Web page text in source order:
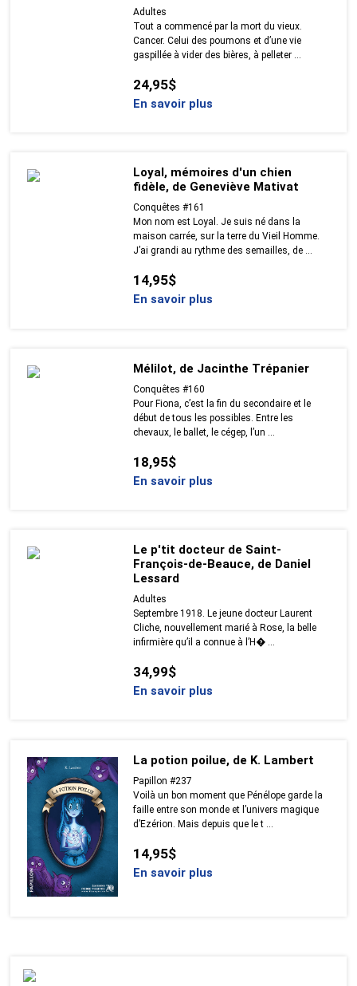
Adultes
Tout a commencé par la mort du vieux.
Cancer. Celui des poumons et d’une vie
gaspillée à vider des bières, à pelleter ...
24,95$
En savoir plus
Loyal, mémoires d'un chien
fidèle, de Geneviève Mativat
Conquêtes #161
Mon nom est Loyal. Je suis né dans la
maison carrée, sur la terre du Vieil Homme.
J’ai grandi au rythme des semailles, de ...
14,95$
En savoir plus
Mélilot, de Jacinthe Trépanier
Conquêtes #160
Pour Fiona, c’est la fin du secondaire et le
début de tous les possibles. Entre les
chevaux, le ballet, le cégep, l’un ...
18,95$
En savoir plus
Le p'tit docteur de Saint-
François-de-Beauce, de Daniel
Lessard
Adultes
Septembre 1918. Le jeune docteur Laurent
Cliche, nouvellement marié à Rose, la belle
infirmière qu’il a connue à l’H� ...
34,99$
En savoir plus
La potion poilue, de K. Lambert
Papillon #237
Voilà un bon moment que Pénélope garde la
faille entre son monde et l’univers magique
d’Ezérion. Mais depuis que le t ...
14,95$
En savoir plus